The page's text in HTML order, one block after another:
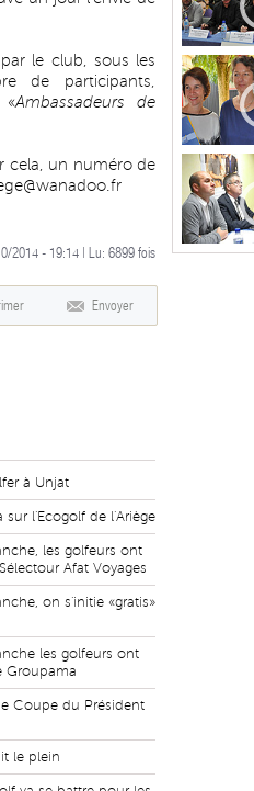
le club, sous les
de participants,
«Ambassadeurs de
cela, un numéro de
2014 - 19:14 | Lu: 6899 fois
Envoyer
à Unjat
sur l'Ecogolf de l'Ariège
les golfeurs ont
Afat Voyages
on s'initie «gratis»
les golfeurs ont
Groupama
Coupe du Président
le plein